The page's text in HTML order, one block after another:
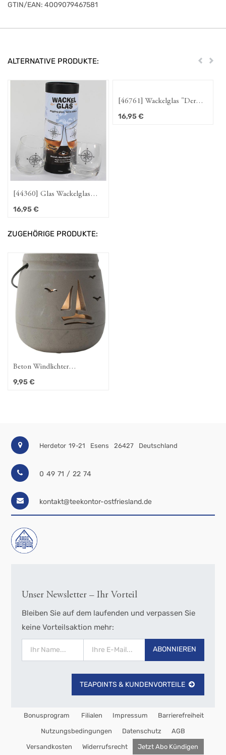
GTIN/EAN: 4009079467581
ALTERNATIVE PRODUKTE: Zurück
[44360] Glas Wackelglas
"Global" 2er-Set
16,95€
[46761] Wackelglas "Der
klügere kippt nach" 2er-Set
16,95€
ZUGEHÖRIGE PRODUKTE:
Beton Windlichter
Segelschiff/Möwen 12 cm/h
9,95€
Herdetor 19-21 Esens 26427 Deutschland
0 49 71 / 22 74
kontakt@teekontor-ostfriesland.de
Unser Newsletter – Ihr Vorteil
Bleiben Sie auf dem laufenden und verpassen Sie
keine Vorteilsaktion mehr:
ABONNIEREN
TEAPOINTS & KUNDENVORTEILE
Bonusprogram Filialen Impressum Barrierefreiheit
Nutzungsbedingungen Datenschutz AGB
Versandkosten Widerrufsrecht Jetzt Abo Kündigen